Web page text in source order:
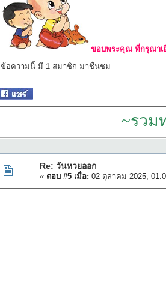
ขอบพระคุณ ที่กรุณาเ
ข้อความนี้ มี 1 สมาชิก มาชื่นชม
~รวม
Re: วันหวยออก
« ตอบ #5 เมื่อ: 02 ตุลาคม 2025,